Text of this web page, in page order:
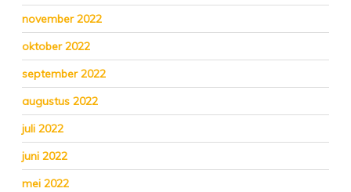
november 2022
oktober 2022
september 2022
augustus 2022
juli 2022
juni 2022
mei 2022